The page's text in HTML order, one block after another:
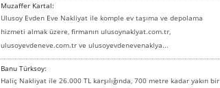
Muzaffer Kartal:
Ulusoy Evden Eve Nakliyat ile komple ev taşıma ve depolama
hizmeti almak üzere, firmanın ulusoynaklyat.com.tr,
ulusoyevdeneve.com.tr ve ulusoyevdenevenaklya...
Banu Türksoy:
Haliç Nakliyat ile 26.000 TL karşılığında, 700 metre kadar yakın bir